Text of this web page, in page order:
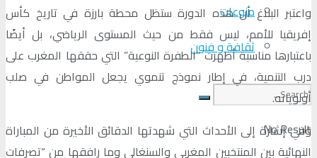
منوعات
ثقافة و فنون
No Result
واعتبر البلاغ أن هذه الدورة ستظل محطة بارزة في تاريخ كأس
إفريقيا للأمم، ليس فقط من حيث المستوى الرياضي، بل أيضًا
باعتبارها مناسبة أظهرت “الطفرة النوعية” التي حققها المغرب على
درب التنمية، في إطار نموذج تنموي يجعل المواطن في صلب
أولوياته.
وفي إشارة إلى الأحداث التي شهدتها الدقائق الأخيرة من المباراة
النهائية بين المنتخبين المغربي والسنغالي وما رافقها من “تصرفات